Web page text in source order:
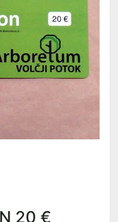
20 €